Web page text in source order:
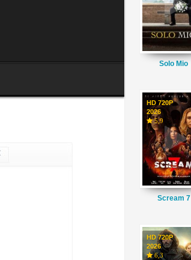
Solo Mio
HD 720P
2026
5,9
Scream 7
HD 720P
2026
6,3